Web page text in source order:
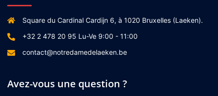
Square du Cardinal Cardijn 6, à 1020 Bruxelles (Laeken).
+32 2 478 20 95 Lu-Ve 9:00 - 11:00
contact@notredamedelaeken.be
Avez-vous une question ?